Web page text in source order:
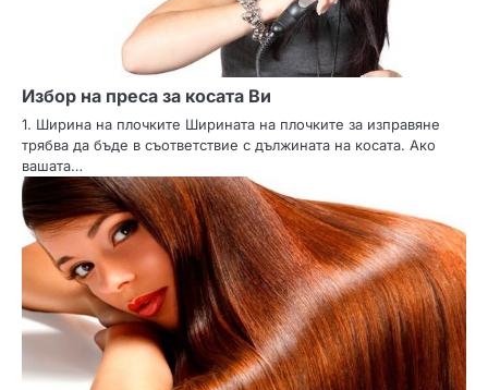
Избор на преса за косата Ви
1. Ширина на плочките Ширината на плочките за изправяне
трябва да бъде в съответствие с дължината на косата. Ако
вашата…